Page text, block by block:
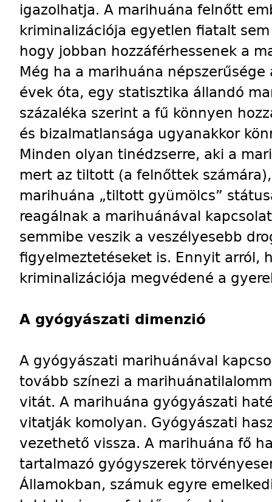
igazolhatja. A marihuána felnőtt
kriminalizációja egyetlen fiatalt
hogy jobban hozzáférhessenek a
Még ha a marihuána
évek óta, egy statisztika állandó
százaléka szerint a fű könnyen
és bizalmatlansága ugyanakkor
Minden olyan tinédzserre, aki a
mert az tiltott (a felnőttek
marihuána „tiltott gyümölcs”
reagálnak a marihuánával
semmibe veszik a veszélyesebb
figyelmeztetéseket is. Ennyit arról,
kriminalizációja megvédené a
A gyógyászati dimenzió
A gyógyászati marihuánával
tovább színezi a
vitát. A marihuána gyógyászati
vitatják komolyan. Gyógyászati
vezethető vissza. A marihuána fő
tartalmazó gyógyszerek
Államokban, számuk egyre